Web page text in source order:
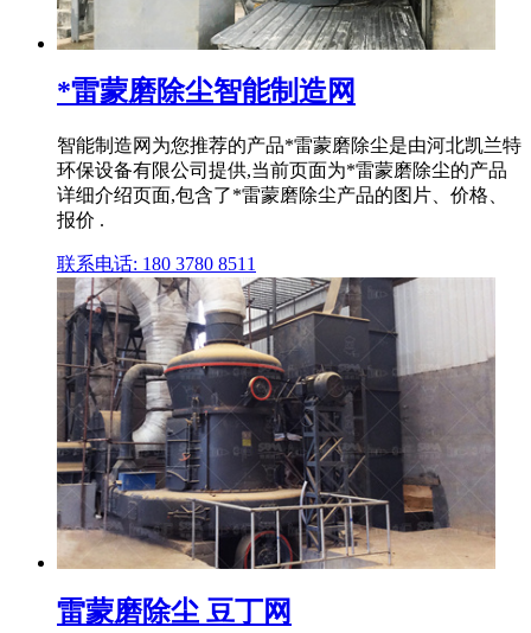
*雷蒙磨除尘智能制造网
智能制造网为您推荐的产品*雷蒙磨除尘是由河北凯兰特
环保设备有限公司提供,当前页面为*雷蒙磨除尘的产品
详细介绍页面,包含了*雷蒙磨除尘产品的图片、价格、
报价 .
联系电话: 180 3780 8511
雷蒙磨除尘 豆丁网